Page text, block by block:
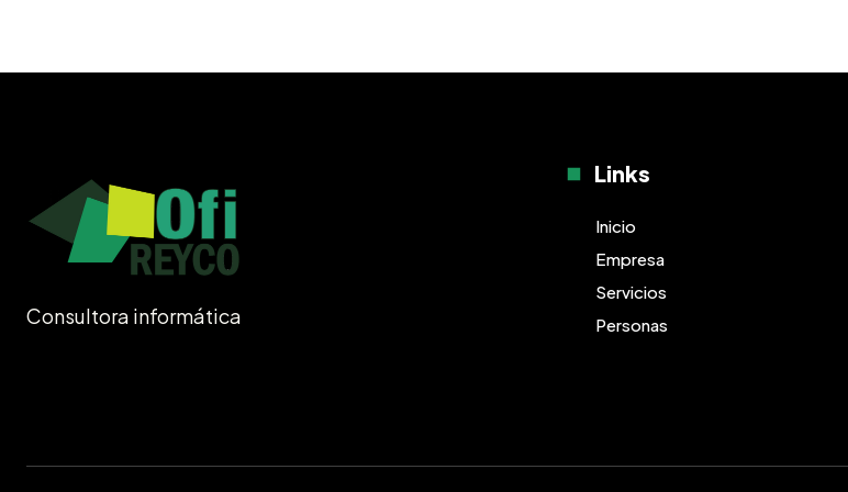
Consultora informática
Links
Inicio
Empresa
Servicios
Personas